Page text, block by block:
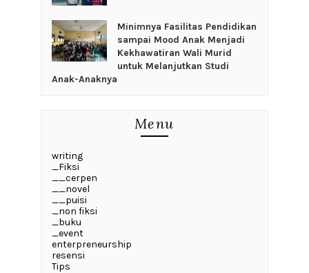
‎Minimnya Fasilitas Pendidikan
sampai Mood Anak Menjadi
Kekhawatiran Wali Murid
untuk Melanjutkan Studi
Anak-Anaknya
Menu
writing
_Fiksi
__cerpen
__novel
__puisi
_non fiksi
_buku
_event
enterpreneurship
resensi
Tips